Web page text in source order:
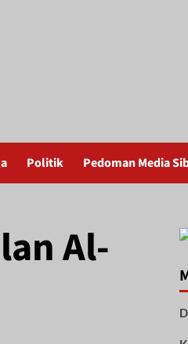
Politik Pedoman Media
Al-